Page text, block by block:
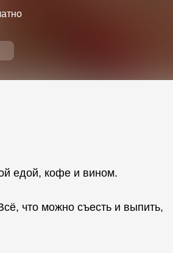
едой, кофе и вином.
что можно съесть и выпить,